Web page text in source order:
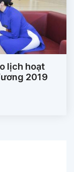
lịch hoạt
2019